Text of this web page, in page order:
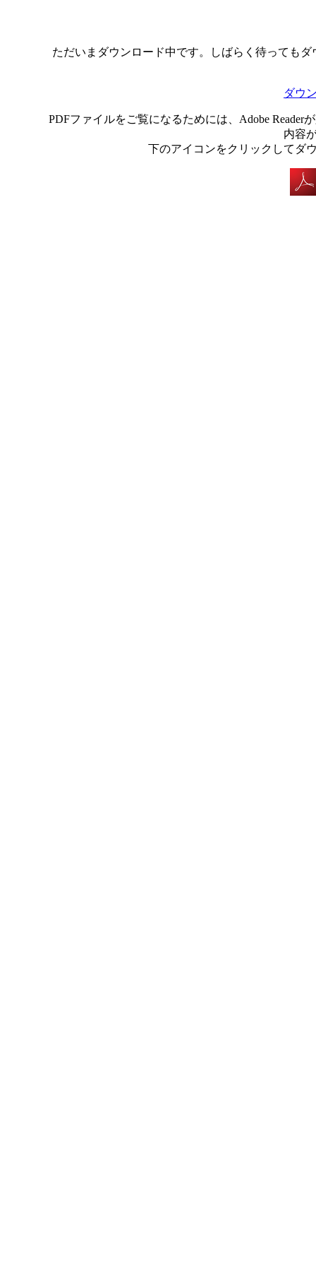
ただいまダウンロード中です。しばらく待っても
ダウ
PDFファイルをご覧になるためには、Adobe
内容
下のアイコンをクリックしてダ